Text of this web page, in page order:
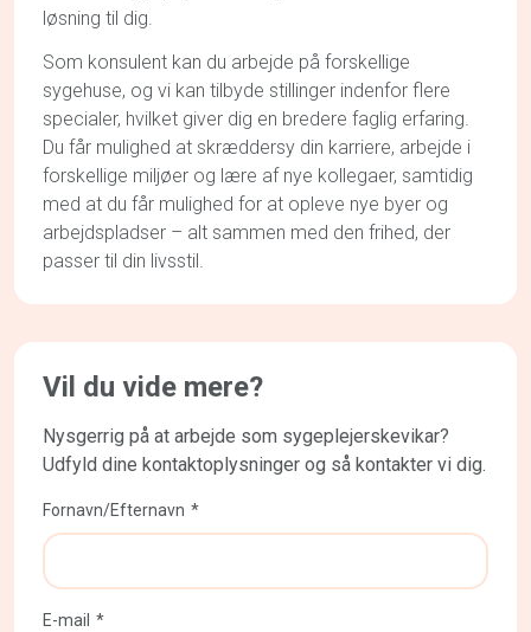
løsning til dig.
Som konsulent kan du arbejde på forskellige
sygehuse, og vi kan tilbyde stillinger indenfor flere
specialer, hvilket giver dig en bredere faglig erfaring.
Du får mulighed at skræddersy din karriere, arbejde i
forskellige miljøer og lære af nye kollegaer, samtidig
med at du får mulighed for at opleve nye byer og
arbejdspladser – alt sammen med den frihed, der
passer til din livsstil.
Vil du vide mere?
Nysgerrig på at arbejde som sygeplejerskevikar?
Udfyld dine kontaktoplysninger og så kontakter vi dig.
Fornavn/Efternavn
E-mail